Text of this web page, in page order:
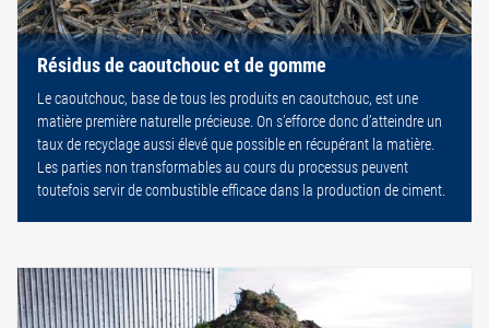
Résidus de caoutchouc et de gomme
Le caoutchouc, base de tous les produits en caoutchouc, est une
matière première naturelle précieuse. On s’efforce donc d’atteindre un
taux de recyclage aussi élevé que possible en récupérant la matière.
Les parties non transformables au cours du processus peuvent
toutefois servir de combustible efficace dans la production de ciment.